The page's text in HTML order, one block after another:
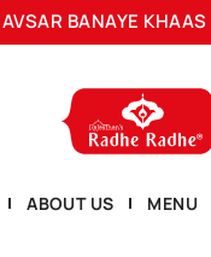
BANAYE KHAAS
ABOUT US MENU